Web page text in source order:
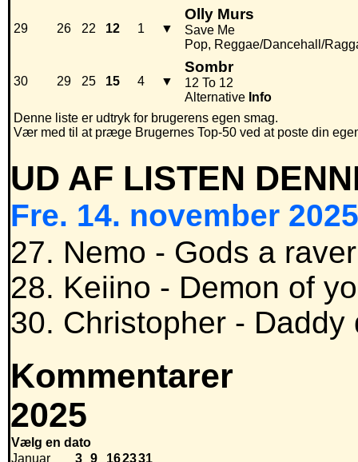
29 26 22 12 1 ▼
Olly Murs
Save Me
Pop, Reggae/Dancehall/
30 29 25 15 4 ▼
Sombr
12 To 12
Alternative Info
Denne liste er udtryk for brugerens egen smag.
Vær med til at præge Brugernes Top-50 ved at poste din
UD AF LISTEN
Fre. 14. november
27. Nemo - Gods a raver
28. Keiino - Demon of
30. Christopher - Daddy
Kommentarer
2025
Vælg en dato
Januar
3 9 162331